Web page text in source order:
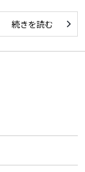
続きを読む